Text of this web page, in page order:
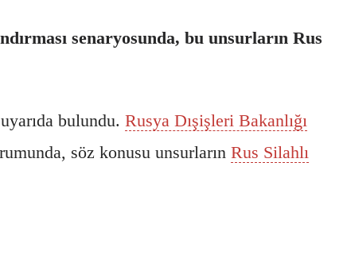
senaryosunda, bu unsurların Rus
bulundu. Rusya Dışişleri Bakanlığı
söz konusu unsurların Rus Silahlı